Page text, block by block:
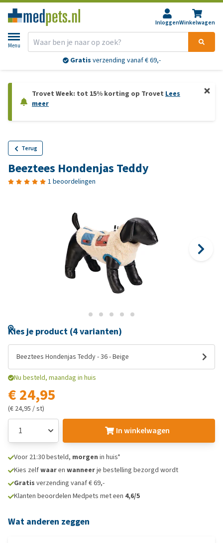
InloggenWinkelwagen
Menu
Gratis verzending vanaf € 69,-
Trovet Week: tot 15% korting op Trovet Lees
meer
Terug
Beeztees Hondenjas Teddy
1 beoordelingen
Kies je product (4 varianten)
Beeztees Hondenjas Teddy - 36 - Beige
Nu besteld, maandag in huis
€ 24,95
(€ 24,95 / st)
In winkelwagen
Voor 21:30 besteld, morgen in huis*
Kies zelfwaaren wanneerje bestelling bezorgd wordt
Gratis verzending vanaf € 69,-
Klanten beoordelen Medpets met een 4,6/5
Wat anderen zeggen